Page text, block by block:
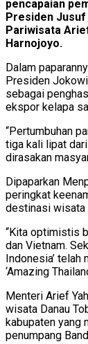
pencapaian
Presiden
Pariwisata
Harnojoyo.
Dalam
Presiden
sebagai
ekspor kelapa
“Pertumbuhan
tiga kali lipat
dirasakan
Dipaparkan
peringkat
destinasi wisata
“Kita optimistis
dan Vietnam.
Indonesia’ telah
‘Amazing
Menteri Arief
wisata Danau
kabupaten yang
penumpang